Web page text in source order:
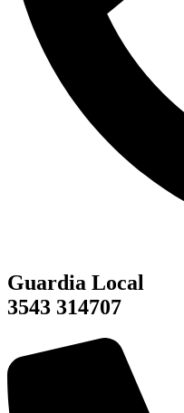
Guardia Local
3543 314707